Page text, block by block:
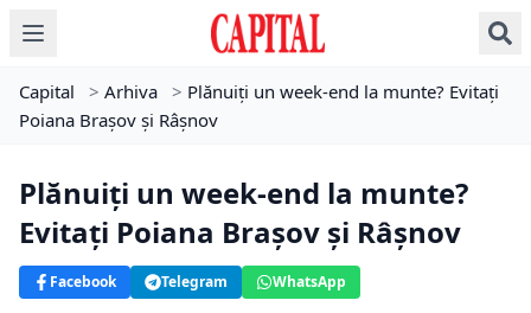
Capital > Arhiva > Plănuiți un week-end la munte? Evitați
Poiana Brașov și Râșnov
Plănuiți un week-end la munte?
Evitați Poiana Brașov și Râșnov
Facebook Telegram WhatsApp